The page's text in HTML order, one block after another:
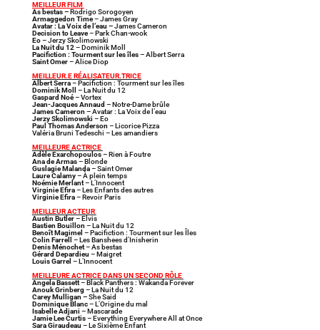
MEILLEUR FILM
As bestas –Rodrigo Sorogoyen
Armaggedon Time– James Gray
Avatar : La Voix de l’eau –James Cameron
Decision to Leave– Park Chan-wook
Eo– Jerzy Skolimowski
La Nuit du 12 – Dominik Moll
Pacifiction : Tourment sur les îles– Albert Serra
Saint Omer– Alice Diop
MEILLEUR.E RÉALISATEUR.TRICE
Albert Serra– Pacifiction : Tourment sur les îles
Dominik Moll
– La Nuit du 12
Gaspard Noé– Vortex
Jean-Jacques Annaud – Notre-Dame brûle
James Cameron – Avatar : La Voix de l’eau
Jerzy Skolimowski – Eo
Paul Thomas Anderson – Licorice Pizza
Valéria Bruni Tedeschi – Les amandiers
MEILLEURE ACTRICE
Adèle Exarchopoulos– Rien à Foutre
Ana de Armas– Blonde
Guslagie Malanda– Saint Omer
Laure Calamy– À plein temps
Noémie Merlant– L’Innocent
Virginie Efira– Les Enfants des autres
Virginie Efira– Revoir Paris
MEILLEUR ACTEUR
Austin Butler– Elvis
Bastien Bouillon – La Nuit du 12
Benoît Magimel – Pacifiction : Tourment sur les Îles
Colin Farrell
– Les Banshees d’Inisherin
Denis Ménochet– As bestas
Gérard Depardieu – Maigret
Louis Garrel – L’Innocent
MEILLEURE ACTRICE DANS UN SECOND RÔLE
Angela Bassett– Black Panthers : Wakanda Forever
Anouk Grinberg– La Nuit du 12
Carey Mulligan –She Said
Dominique Blanc– L’Origine du mal
Isabelle Adjani – Mascarade
Jamie Lee Curtis– Everything Everywhere All at Once
Sara Giraudeau – Le Sixième Enfant